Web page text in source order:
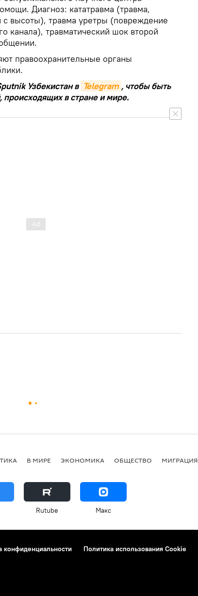
Диагноз: кататравма (травма,
высоты), травма уретры (повреждение
канала), травматический шок второй
правоохранительные органы
Узбекистан в Telegram , чтобы быть
происходящих в стране и мире.
В МИРЕ ЭКОНОМИКА ОБЩЕСТВО МИГРАЦИЯ
Rutube Макс
конфиденциальности Политика использования Cookie